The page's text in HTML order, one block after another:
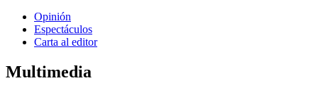
Opinión
Espectáculos
Carta al editor
Multimedia